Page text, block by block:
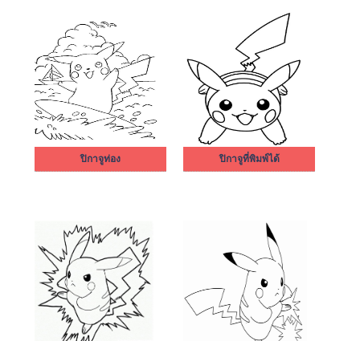
ปิกาจูท่อง ปิกาจูที่พิมพ์ได้